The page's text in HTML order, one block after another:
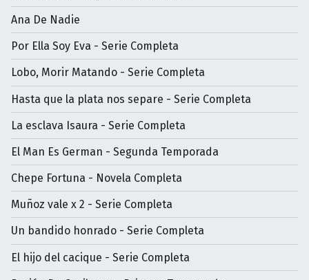
Ana De Nadie
Por Ella Soy Eva - Serie Completa
Lobo, Morir Matando - Serie Completa
Hasta que la plata nos separe - Serie Completa
La esclava Isaura - Serie Completa
El Man Es German - Segunda Temporada
Chepe Fortuna - Novela Completa
Muñoz vale x 2 - Serie Completa
Un bandido honrado - Serie Completa
El hijo del cacique - Serie Completa